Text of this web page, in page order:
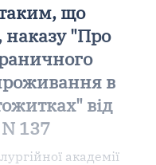
що
наказу "Про
в
від
137
академії